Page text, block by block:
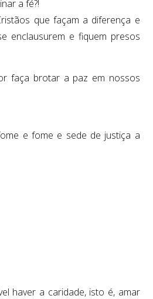
a fé?!
que façam a diferença e
enclausurem e fiquem presos
faça brotar a paz em nossos
e fome e sede de justiça a
haver a caridade, isto é, amar